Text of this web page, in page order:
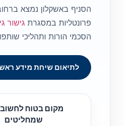
הסניף באשקלון נמצא
פרונטליות במסגרת גישור
הסכמי הורות ותהליכי
לתיאום שיחת מידע
מקום בטוח לחשוב
שמחליטים